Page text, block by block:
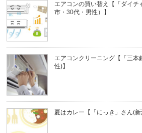
エアコンの買い替え【「ダイチ
市・30代・男性）】
エアコンクリーニング【「三
性)】
夏はカレー【「にっき」さん(新